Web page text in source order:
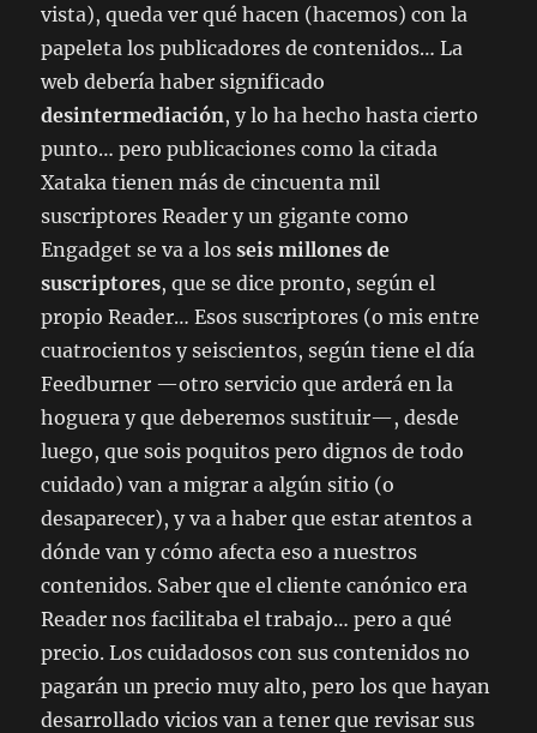
vista), queda ver qué hacen (hacemos) con la
papeleta los publicadores de contenidos… La
web debería haber significado
desintermediación, y lo ha hecho hasta cierto
punto… pero publicaciones como la citada
Xataka tienen más de cincuenta mil
suscriptores Reader y un gigante como
Engadget se va a losseis millones de
suscriptores, que se dice pronto, según el
propio Reader… Esos suscriptores (o mis entre
cuatrocientos y seiscientos, según tiene el día
Feedburner —otro servicio que arderá en la
hoguera y que deberemos sustituir—, desde
luego, que sois poquitos pero dignos de todo
cuidado) van a migrar a algún sitio (o
desaparecer), y va a haber que estar atentos a
dónde van y cómo afecta eso a nuestros
contenidos. Saber que el cliente canónico era
Reader nos facilitaba el trabajo… pero a qué
precio. Los cuidadosos con sus contenidos no
pagarán un precio muy alto, pero los que hayan
desarrollado vicios van a tener que revisar sus